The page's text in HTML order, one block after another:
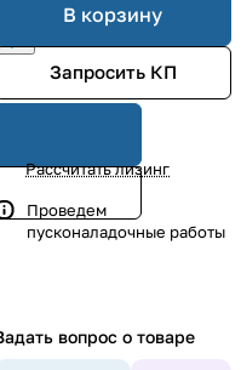
В корзину
Запросить КП
Рассчитать лизинг
Проведем
пусконаладочные работы
вопрос о товаре